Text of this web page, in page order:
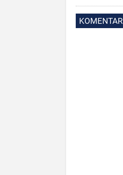
KOMENTAR